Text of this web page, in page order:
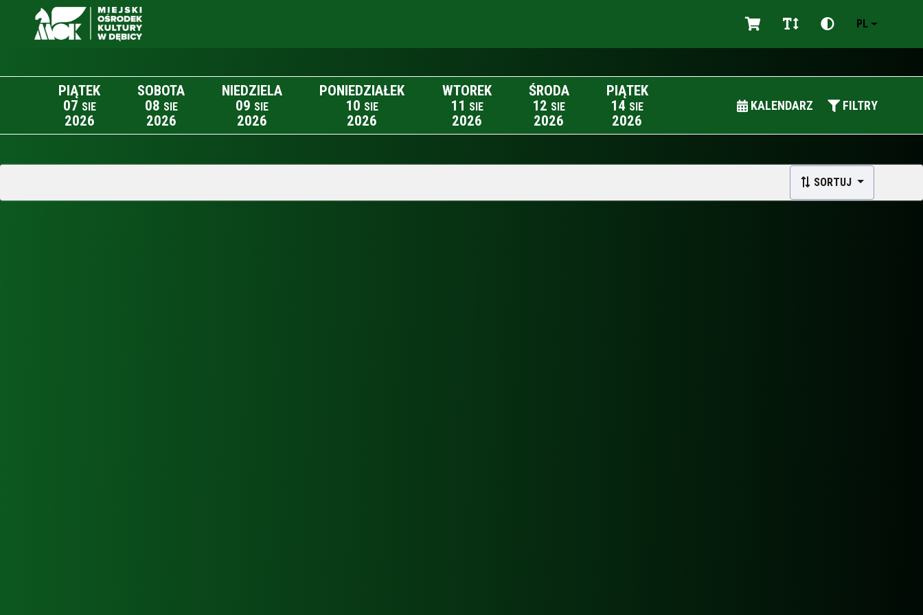
PL
PIĄTEK
07 SIE
2026
SOBOTA
08 SIE
2026
NIEDZIELA
09 SIE
2026
PONIEDZIAŁEK
10 SIE
2026
WTOREK
11 SIE
2026
ŚRODA
12 SIE
2026
PIĄTEK
14 SIE
2026
KALENDARZ FILTRY
SORTUJ